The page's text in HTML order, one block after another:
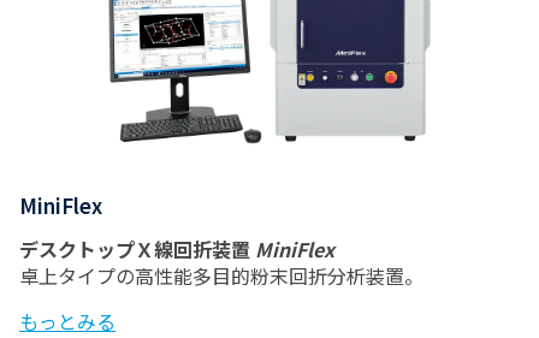
MiniFlex
デスクトップＸ線回折装置 MiniFlex
卓上タイプの高性能多目的粉末回折分析装置。
もっとみる